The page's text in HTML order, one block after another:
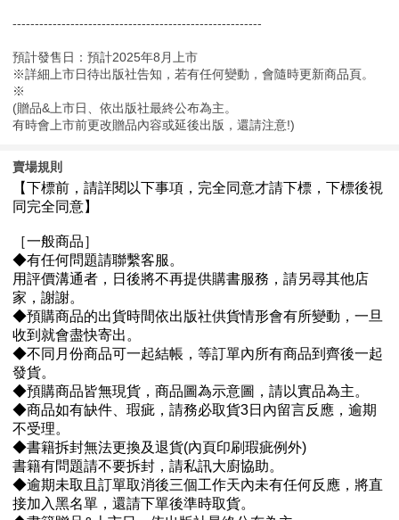
--------------------------------------------------------
預計發售日：預計2025年8月上市
※詳細上市日待出版社告知，若有任何變動，會隨時更新商品頁。
※
(贈品&上市日、依出版社最終公布為主。
有時會上市前更改贈品內容或延後出版，還請注意!)
賣場規則